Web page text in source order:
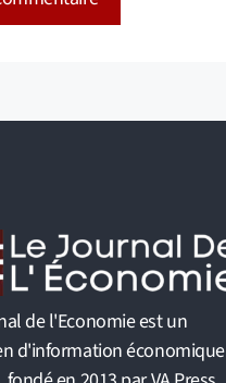
de l'Economie est un
d'information économique